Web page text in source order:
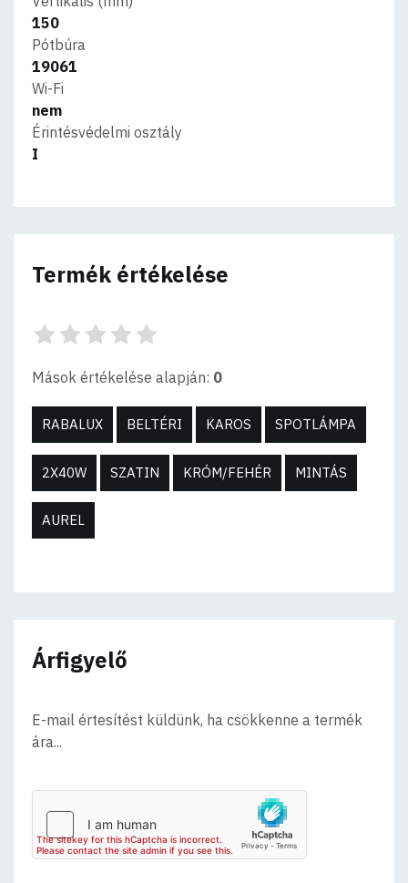
150
Pótbúra
19061
Wi-Fi
nem
Érintésvédelmi osztály
I
Termék értékelése
Mások értékelése alapján: 0
RABALUX BELTÉRI KAROS SPOTLÁMPA
2X40W SZATIN KRÓM/FEHÉR MINTÁS
AUREL
Árfigyelő
E-mail értesítést küldünk, ha csökkenne a termék
ára...